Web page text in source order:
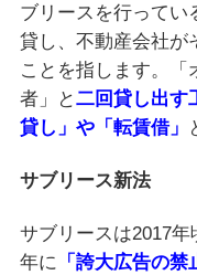
ブリースを行ってい
貸し、不動産会社が
ことを指します。
者」と二回貸し出す
貸し」や「転賃借」
サブリース新法
サブリースは2017
年に 「誇大広告の